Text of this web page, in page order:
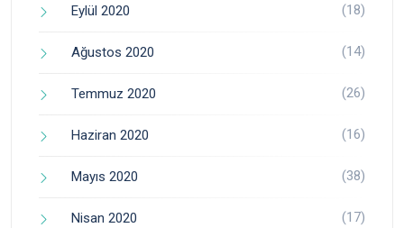
Eylül 2020 (18)
Ağustos 2020 (14)
Temmuz 2020 (26)
Haziran 2020 (16)
Mayıs 2020 (38)
Nisan 2020 (17)